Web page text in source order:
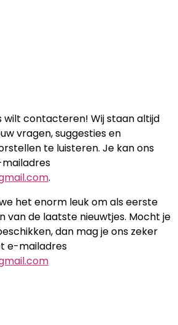
wilt contacteren! Wij staan altijd
vragen, suggesties en
te luisteren. Je kan ons
.
het enorm leuk om als eerste
van de laatste nieuwtjes. Mocht je
dan mag je ons zeker
e-mailadres